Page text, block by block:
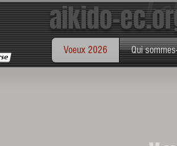
aïkido
& controverse
Voeux 2026 Qui
aikido-